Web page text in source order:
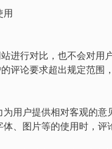
用
进行对比，也不会对用
评论要求超出规定范围
为用户提供相对客观的
、图片等的使用时，评